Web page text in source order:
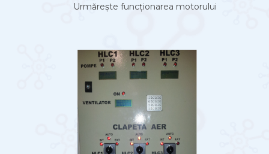
Urmărește funcționarea motorului